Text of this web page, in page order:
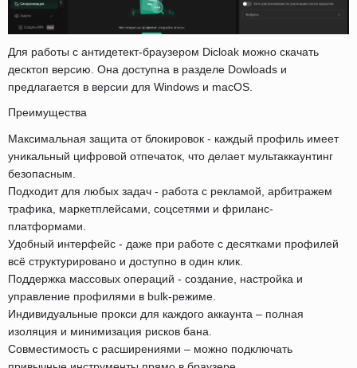
Для работы с антидетект-браузером Dicloak можно скачать
десктоп версию. Она доступна в разделе Dowloads и
предлагается в версии для Windows и macOS.
Преимущества
Максимальная защита от блокировок - каждый профиль имеет
уникальный цифровой отпечаток, что делает мультаккаунтинг
безопасным.
Подходит для любых задач - работа с рекламой, арбитражем
трафика, маркетплейсами, соцсетями и фриланс-
платформами.
Удобный интерфейс - даже при работе с десятками профилей
всё структурировано и доступно в один клик.
Поддержка массовых операций - создание, настройка и
управление профилями в bulk-режиме.
Индивидуальные прокси для каждого аккаунта – полная
изоляция и минимизация рисков бана.
Совместимость с расширениями – можно подключать